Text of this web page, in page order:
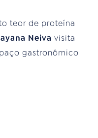
teor de proteína
Neiva visita
gastronômico